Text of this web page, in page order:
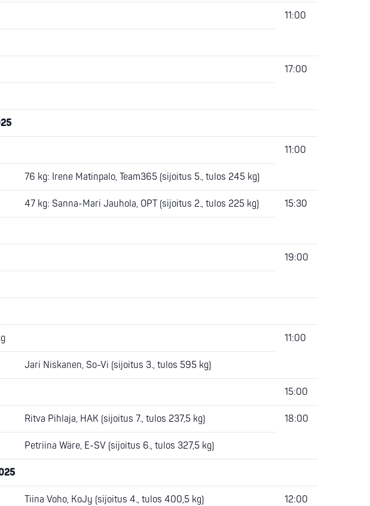
11:00
17:00
11:00
76 kg: Irene Matinpalo, Team365 (sijoitus 5., tulos 245 kg)
47 kg: Sanna-Mari Jauhola, OPT (sijoitus 2., tulos 225 kg) 15:30
19:00
11:00
Jari Niskanen, So-Vi (sijoitus 3., tulos 595 kg)
15:00
Ritva Pihlaja, HAK (sijoitus 7., tulos 237,5 kg) 18:00
Petriina Wäre, E-SV (sijoitus 6., tulos 327,5 kg)
Tiina Voho, KoJy (sijoitus 4., tulos 400,5 kg) 12:00